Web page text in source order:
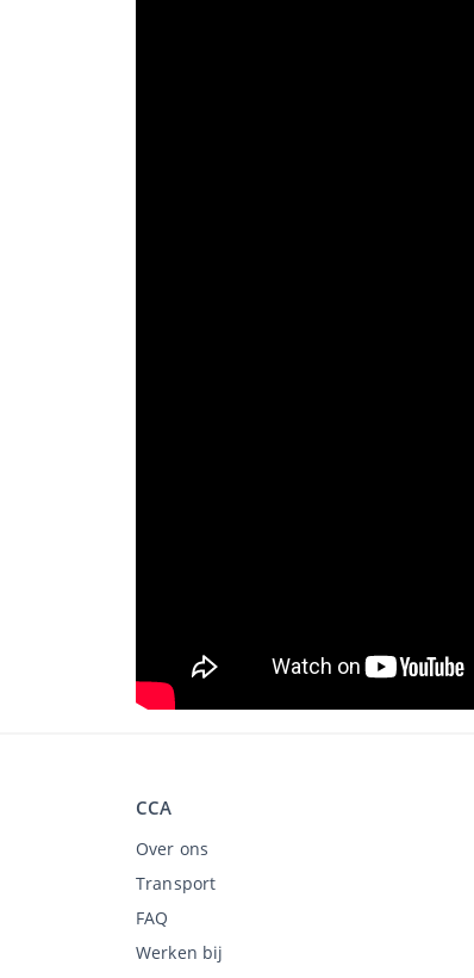
CCA
Over ons
Transport
FAQ
Werken bij